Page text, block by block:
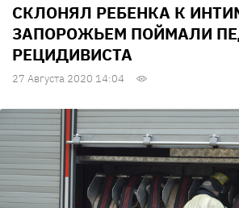
СКЛОНЯЛ РЕБЕНКА К
ЗАПОРОЖЬЕМ ПОЙМАЛИ
РЕЦИДИВИСТА
27 Августа 2020 14:04